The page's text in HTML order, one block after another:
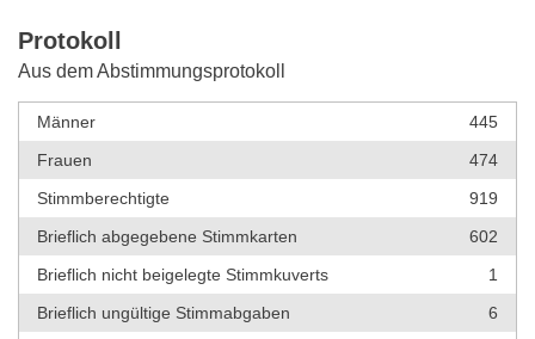
Protokoll
Aus dem Abstimmungsprotokoll
Männer
445
Frauen
474
Stimmberechtigte
919
Brieflich abgegebene Stimmkarten
602
Brieflich nicht beigelegte Stimmkuverts
1
Brieflich ungültige Stimmabgaben
6